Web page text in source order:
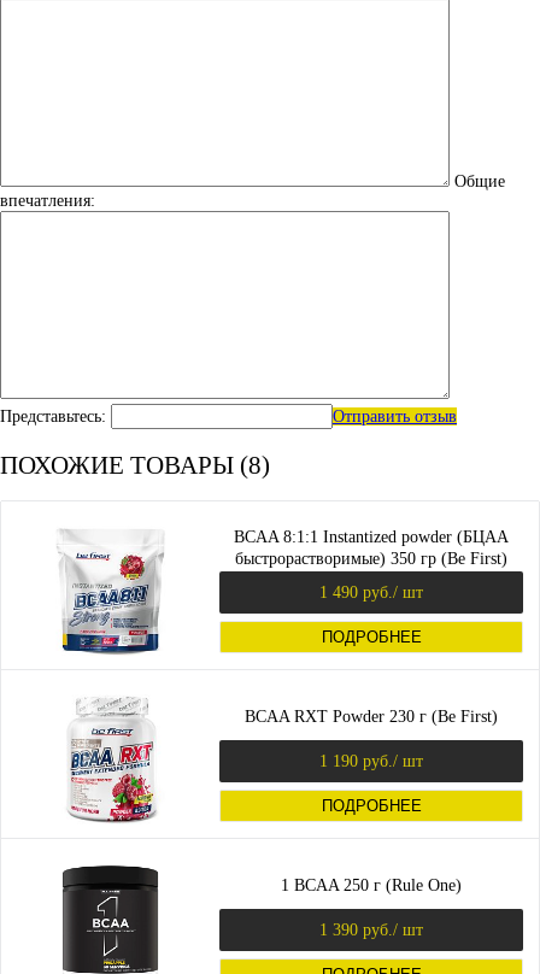
Общие
впечатления:
Представьтесь: Отправить отзыв
ПОХОЖИЕ ТОВАРЫ (8)
BCAA 8:1:1 Instantized powder (БЦАА
быстрорастворимые) 350 гр (Be First)
1 490 руб. / шт
ПОДРОБНЕЕ
BCAA RXT Powder 230 г (Be First)
1 190 руб. / шт
ПОДРОБНЕЕ
1 BCAA 250 г (Rule One)
1 390 руб. / шт